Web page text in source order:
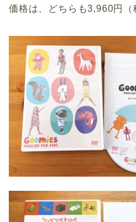
価格は、どちらも3,960円（